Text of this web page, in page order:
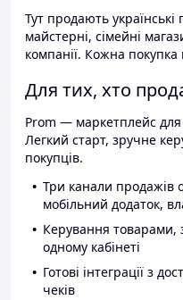
Тут продають
майстерні, сімейні
компанії. Кожна покупка
Для тих, хто
Prom — маркетплейс для
Легкий старт, зручне
покупців.
Три канали продажів
мобільний додаток,
Керування товарами,
одному кабінеті
Готові інтеграції з
чеків